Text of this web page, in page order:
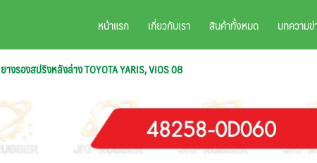
หน้าแรก เกี่ยวกับเรา สินค้าทั้งหมด บทความข่
ยางรองสปริงหลังล่าง TOYOTA YARIS, VIOS 08